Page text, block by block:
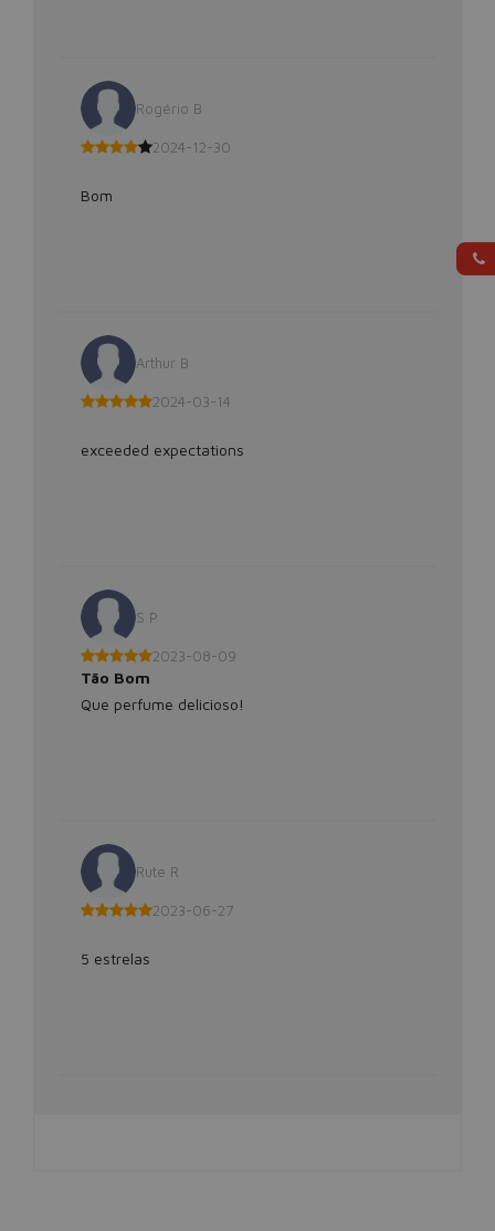
Rogério B
2024-12-30
Bom
Arthur B
2024-03-14
exceeded expectations
S P
2023-08-09
Tão Bom
Que perfume delicioso!
Rute R
2023-06-27
5 estrelas